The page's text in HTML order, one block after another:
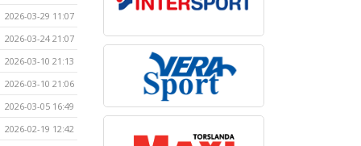
2026-03-29 11:07
2026-03-24 21:07
2026-03-10 21:13
2026-03-10 21:06
2026-03-05 16:49
2026-02-19 12:42